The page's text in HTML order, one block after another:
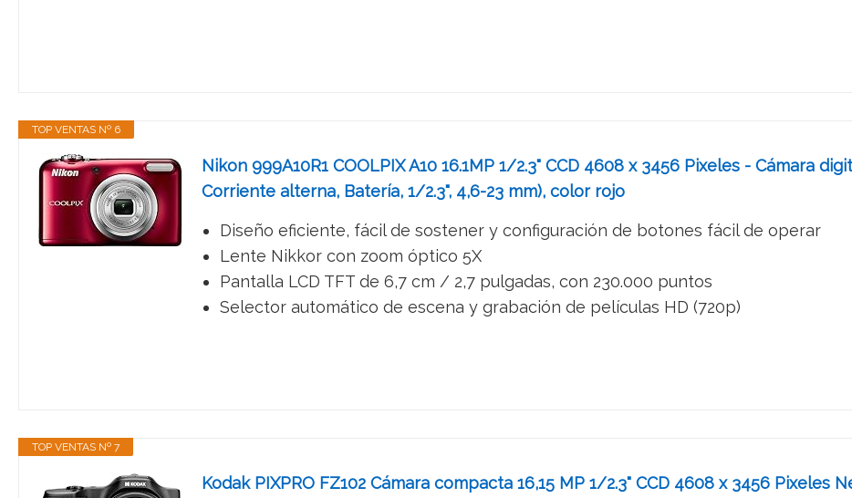
TOP VENTAS Nº 6
Nikon 999A10R1 COOLPIX A10 16.1MP 1/2.3" CCD 4608 x 3456 Pixeles - Cámara
Corriente alterna, Batería, 1/2.3", 4,6-23 mm), color rojo
Diseño eficiente, fácil de sostener y configuración de botones fácil de operar
Lente Nikkor con zoom óptico 5X
Pantalla LCD TFT de 6,7 cm / 2,7 pulgadas, con 230.000 puntos
Selector automático de escena y grabación de películas HD (720p)
TOP VENTAS Nº 7
Kodak PIXPRO FZ102 Cámara compacta 16,15 MP 1/2.3" CCD 4608 x 3456 Pixeles